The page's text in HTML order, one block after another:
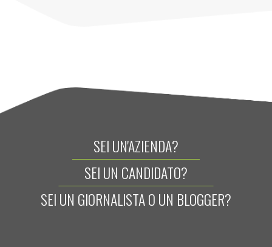
SEI UN'AZIENDA?
SEI UN CANDIDATO?
SEI UN GIORNALISTA O UN BLOGGER?